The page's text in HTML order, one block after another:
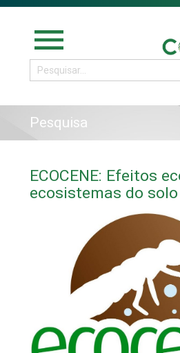
menu
Pesquisa
ECOCENE: Efeitos
ecosistemas do solo